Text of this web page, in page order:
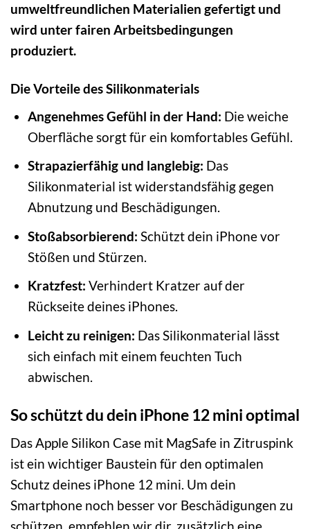
umweltfreundlichen Materialien gefertigt und
wird unter fairen Arbeitsbedingungen
produziert.
Die Vorteile des Silikonmaterials
Angenehmes Gefühl in der Hand: Die weiche
Oberfläche sorgt für ein komfortables Gefühl.
Strapazierfähig und langlebig: Das
Silikonmaterial ist widerstandsfähig gegen
Abnutzung und Beschädigungen.
Stoßabsorbierend: Schützt dein iPhone vor
Stößen und Stürzen.
Kratzfest: Verhindert Kratzer auf der
Rückseite deines iPhones.
Leicht zu reinigen: Das Silikonmaterial lässt
sich einfach mit einem feuchten Tuch
abwischen.
So schützt du dein iPhone 12 mini optimal
Das Apple Silikon Case mit MagSafe in Zitruspink
ist ein wichtiger Baustein für den optimalen
Schutz deines iPhone 12 mini. Um dein
Smartphone noch besser vor Beschädigungen zu